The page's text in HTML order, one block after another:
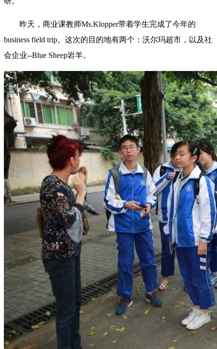
昨天，商业课教师Ms.Klopper带着学生完成了今年的
business field trip。这次的目的地有两个：沃尔玛超市，以及社
会企业--Blue Sheep岩羊。